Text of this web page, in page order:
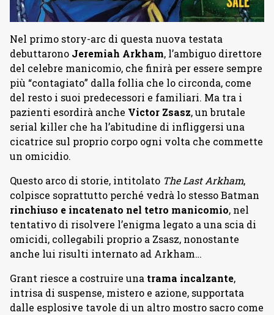
Nel primo story-arc di questa nuova testata
debuttarono Jeremiah Arkham, l’ambiguo direttore
del celebre manicomio, che finirà per essere sempre
più “contagiato” dalla follia che lo circonda, come
del resto i suoi predecessori e familiari. Ma tra i
pazienti esordirà anche Victor Zsasz, un brutale
serial killer che ha l’abitudine di infliggersi una
cicatrice sul proprio corpo ogni volta che commette
un omicidio.
Questo arco di storie, intitolato The Last Arkham,
colpisce soprattutto perché vedrà lo stesso Batman
rinchiuso e incatenato nel tetro manicomio, nel
tentativo di risolvere l’enigma legato a una scia di
omicidi, collegabili proprio a Zsasz, nonostante
anche lui risulti internato ad Arkham…
Grant riesce a costruire una trama incalzante,
intrisa di suspense, mistero e azione, supportata
dalle esplosive tavole di un altro mostro sacro come